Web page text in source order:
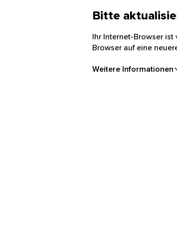
Bitte
Ihr Internet-Browser
Browser auf eine
Weitere Informationen